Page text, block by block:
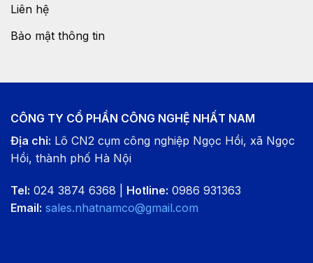
Liên hệ
Bảo mật thông tin
CÔNG TY CỔ PHẦN CÔNG NGHỆ NHẤT NAM
Địa chỉ: Lô CN2 cụm công nghiệp Ngọc Hồi, xã Ngọc
Hồi, thành phố Hà Nội
Tel: 024 3874 6368 | Hotline: 0986 931363
Email: sales.nhatnamco@gmail.com